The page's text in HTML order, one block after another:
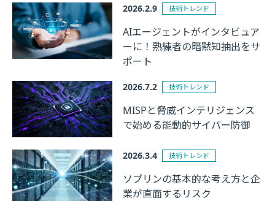
2026.2.9 技術トレンド
AIエージェントがインタビュア
ーに！熟練者の暗黙知抽出をサ
ポート
2026.7.2 技術トレンド
MISPと脅威インテリジェンス
で始める能動的サイバー防御
2026.3.4 技術トレンド
ソブリンの基本的な考え方と企
業が直面するリスク